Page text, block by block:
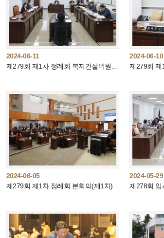
2024-06-11
2024-06-10
2024-06-05
제279회 제1차 정례회 본회의(제1차)
2024-05-29